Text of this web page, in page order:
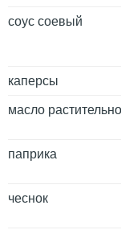
соус соевый
каперсы
масло
паприка
чеснок